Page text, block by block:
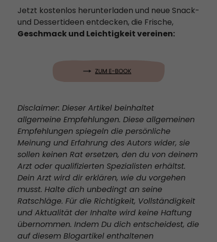
Jetzt kostenlos herunterladen und neue Snack-
und Dessertideen entdecken, die Frische,
Geschmack und Leichtigkeit vereinen:
Disclaimer: Dieser Artikel beinhaltet
allgemeine Empfehlungen. Diese allgemeinen
Empfehlungen spiegeln die persönliche
Meinung und Erfahrung des Autors wider, sie
sollen keinen Rat ersetzen, den du von deinem
Arzt oder qualifizierten Spezialisten erhältst.
Dein Arzt wird dir erklären, wie du vorgehen
musst. Halte dich unbedingt an seine
Ratschläge. Für die Richtigkeit, Vollständigkeit
und Aktualität der Inhalte wird keine Haftung
übernommen. Indem Du dich entscheidest, die
auf diesem Blogartikel enthaltenen